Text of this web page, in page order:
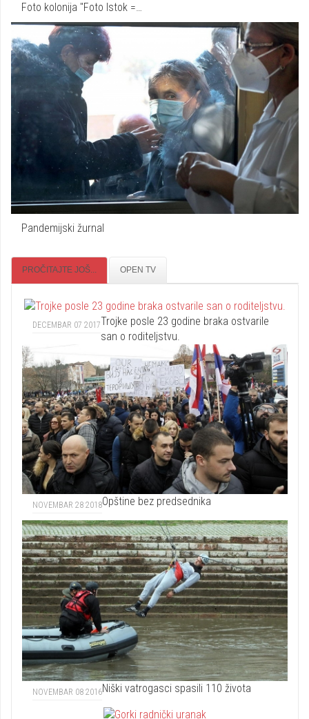
Foto kolonija "Foto Istok =…
Pandemijski žurnal
PROČITAJTE JOŠ... OPEN TV
DECEMBAR 07 2017Trojke posle 23 godine braka ostvarile
san o roditeljstvu.
NOVEMBAR 28 2018Opštine bez predsednika
NOVEMBAR 08 2016Niški vatrogasci spasili 110 života